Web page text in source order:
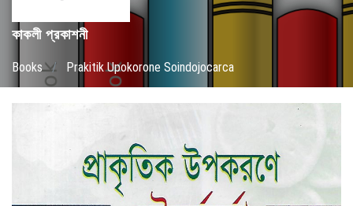
কাকলী প্রকাশনী
Books / Prakitik Upokorone Soindojocarca